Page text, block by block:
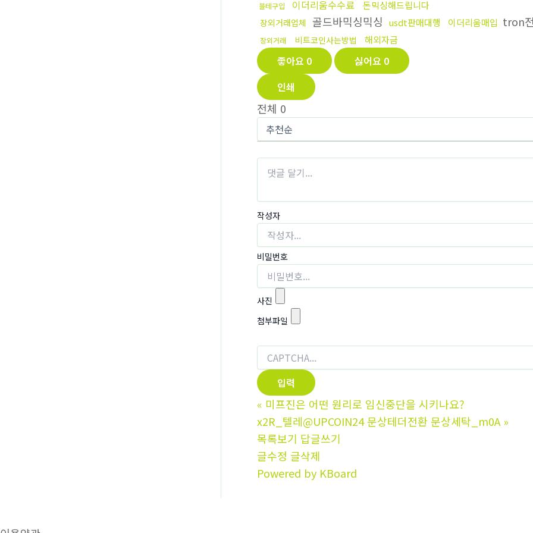
블테구입 이더리움수수료 돈믹싱해드립니다
장외거래업체 골드바믹싱믹싱 usdt판매대행 이더리움매입 tron
장외거래 비트코인사는방법 해외자금
좋아요 0 싫어요 0
인쇄
전체 0
작성자
비밀번호
사진
첨부파일
« 미프진은 어떤 원리로 임신중단을 시키나요?
x2R_텔레@UPCOIN24 문상테더전환 문상세탁_m0A »
목록보기 답글쓰기
글수정 글삭제
Powered by KBoard